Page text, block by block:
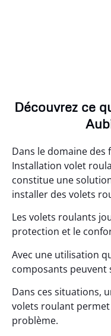
Découvrez ce
Dans le domaine des
Installation volet
constitue une
installer des volets
Les volets roulants
protection et le
Avec une utilisation
composants peuvent
Dans ces situations,
volets roulant permet
problème.